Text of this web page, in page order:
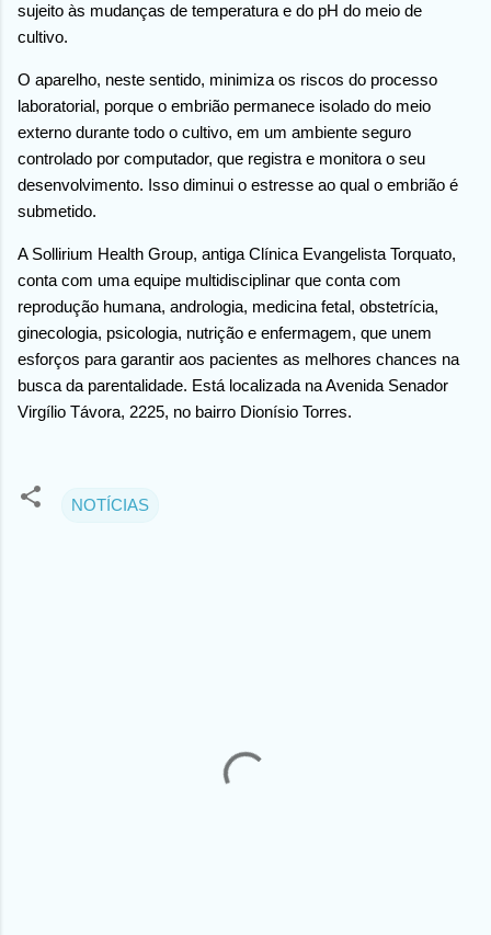
sujeito às mudanças de temperatura e do pH do meio de
cultivo.
O aparelho, neste sentido, minimiza os riscos do processo
laboratorial, porque o embrião permanece isolado do meio
externo durante todo o cultivo, em um ambiente seguro
controlado por computador, que registra e monitora o seu
desenvolvimento. Isso diminui o estresse ao qual o embrião é
submetido.
A Sollirium Health Group, antiga Clínica Evangelista Torquato,
conta com uma equipe multidisciplinar que conta com
reprodução humana, andrologia, medicina fetal, obstetrícia,
ginecologia, psicologia, nutrição e enfermagem, que unem
esforços para garantir aos pacientes as melhores chances na
busca da parentalidade. Está localizada na Avenida Senador
Virgílio Távora, 2225, no bairro Dionísio Torres.
NOTÍCIAS